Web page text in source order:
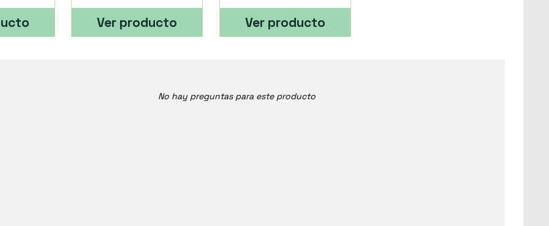
Ver producto Ver producto
No hay preguntas para este producto